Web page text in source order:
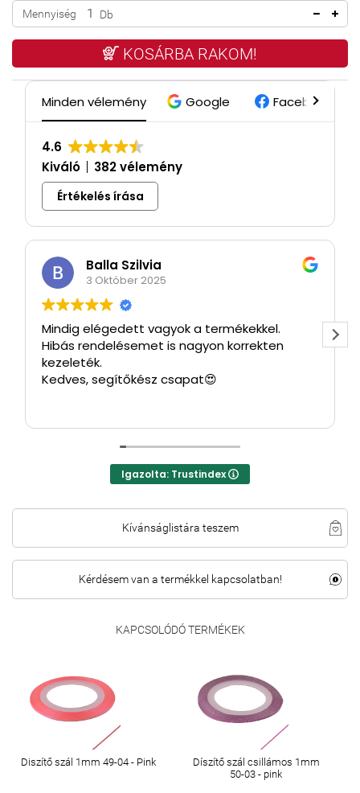
Mennyiség Db
KOSÁRBA RAKOM!
Minden vélemény Google Facebook
4.6
Kiváló
382 vélemény
Értékelés írása
Balla Szilvia
3 Október 2025
Mindig elégedett vagyok a termékekkel.
Hibás rendelésemet is nagyon korrekten
kezeleték.
Kedves, segítőkész csapat😍
Igazolta: Trustindex
Kívánságlistára teszem
Kérdésem van a termékkel kapcsolatban!
KAPCSOLÓDÓ TERMÉKEK
Diszítő szál 1mm 49-04 - Pink
Díszítő szál csillámos 1mm
50-03 - pink